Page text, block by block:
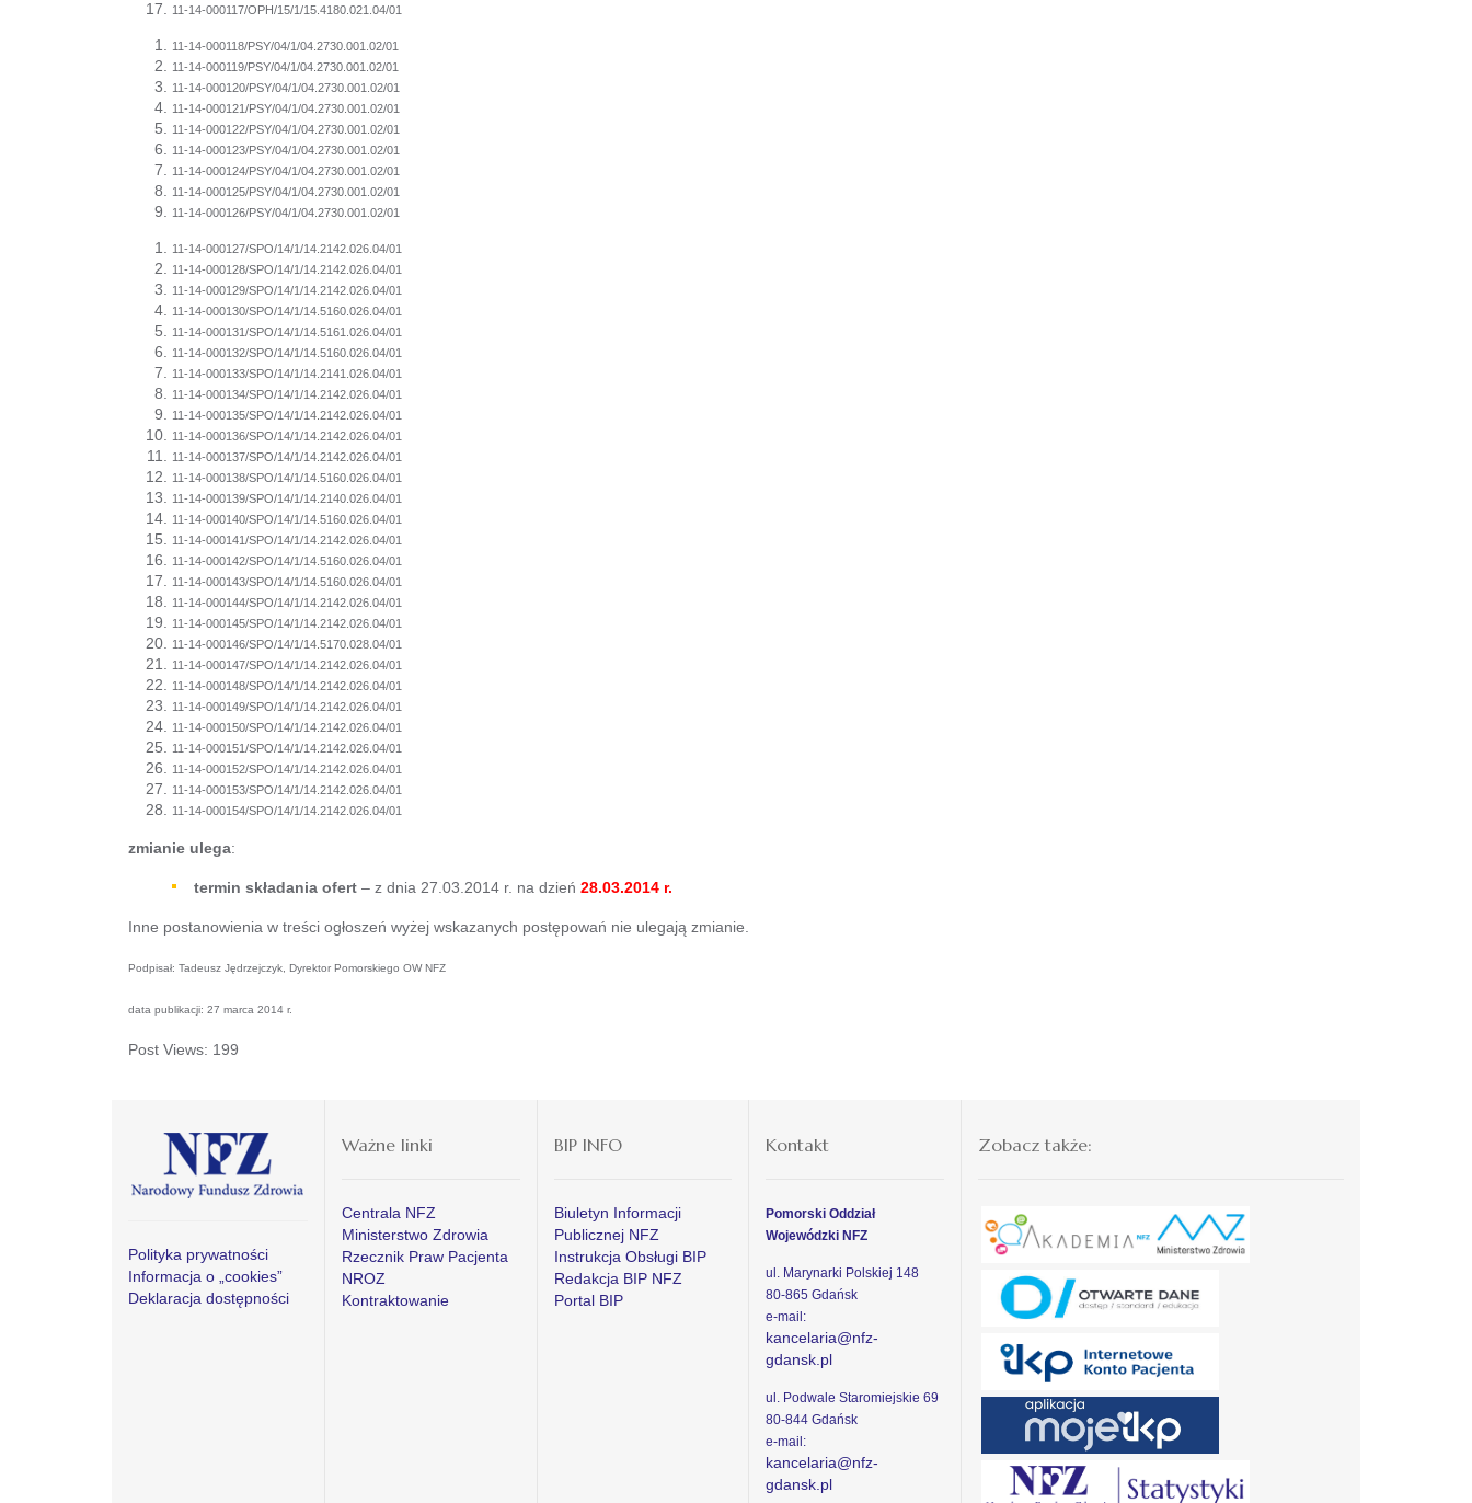
11-14-000117/OPH/15/1/15.4180.021.04/01
11-14-000118/PSY/04/1/04.2730.001.02/01
11-14-000119/PSY/04/1/04.2730.001.02/01
11-14-000120/PSY/04/1/04.2730.001.02/01
11-14-000121/PSY/04/1/04.2730.001.02/01
11-14-000122/PSY/04/1/04.2730.001.02/01
11-14-000123/PSY/04/1/04.2730.001.02/01
11-14-000124/PSY/04/1/04.2730.001.02/01
11-14-000125/PSY/04/1/04.2730.001.02/01
11-14-000126/PSY/04/1/04.2730.001.02/01
11-14-000127/SPO/14/1/14.2142.026.04/01
11-14-000128/SPO/14/1/14.2142.026.04/01
11-14-000129/SPO/14/1/14.2142.026.04/01
11-14-000130/SPO/14/1/14.5160.026.04/01
11-14-000131/SPO/14/1/14.5161.026.04/01
11-14-000132/SPO/14/1/14.5160.026.04/01
11-14-000133/SPO/14/1/14.2141.026.04/01
11-14-000134/SPO/14/1/14.2142.026.04/01
11-14-000135/SPO/14/1/14.2142.026.04/01
11-14-000136/SPO/14/1/14.2142.026.04/01
11-14-000137/SPO/14/1/14.2142.026.04/01
11-14-000138/SPO/14/1/14.5160.026.04/01
11-14-000139/SPO/14/1/14.2140.026.04/01
11-14-000140/SPO/14/1/14.5160.026.04/01
11-14-000141/SPO/14/1/14.2142.026.04/01
11-14-000142/SPO/14/1/14.5160.026.04/01
11-14-000143/SPO/14/1/14.5160.026.04/01
11-14-000144/SPO/14/1/14.2142.026.04/01
11-14-000145/SPO/14/1/14.2142.026.04/01
11-14-000146/SPO/14/1/14.5170.028.04/01
11-14-000147/SPO/14/1/14.2142.026.04/01
11-14-000148/SPO/14/1/14.2142.026.04/01
11-14-000149/SPO/14/1/14.2142.026.04/01
11-14-000150/SPO/14/1/14.2142.026.04/01
11-14-000151/SPO/14/1/14.2142.026.04/01
11-14-000152/SPO/14/1/14.2142.026.04/01
11-14-000153/SPO/14/1/14.2142.026.04/01
11-14-000154/SPO/14/1/14.2142.026.04/01
zmianie ulega:
termin składania ofert – z dnia 27.03.2014 r. na dzień 28.03.2014 r.
Inne postanowienia w treści ogłoszeń wyżej wskazanych postępowań nie ulegają zmianie.
Podpisał: Tadeusz Jędrzejczyk, Dyrektor Pomorskiego OW NFZ
data publikacji: 27 marca 2014 r.
Post Views: 199
Polityka prywatności
Informacja o „cookies”
Deklaracja dostępności
Ważne linki
Centrala NFZ
Ministerstwo Zdrowia
Rzecznik Praw Pacjenta
NROZ
Kontraktowanie
BIP INFO
Biuletyn Informacji
Publicznej NFZ
Instrukcja Obsługi BIP
Redakcja BIP NFZ
Portal BIP
Kontakt
Pomorski Oddział
Wojewódzki NFZ
ul. Marynarki Polskiej 148
80-865 Gdańsk
e-mail:
kancelaria@nfz-
gdansk.pl
ul. Podwale Staromiejskie 69
80-844 Gdańsk
e-mail:
kancelaria@nfz-
gdansk.pl
Zobacz także: